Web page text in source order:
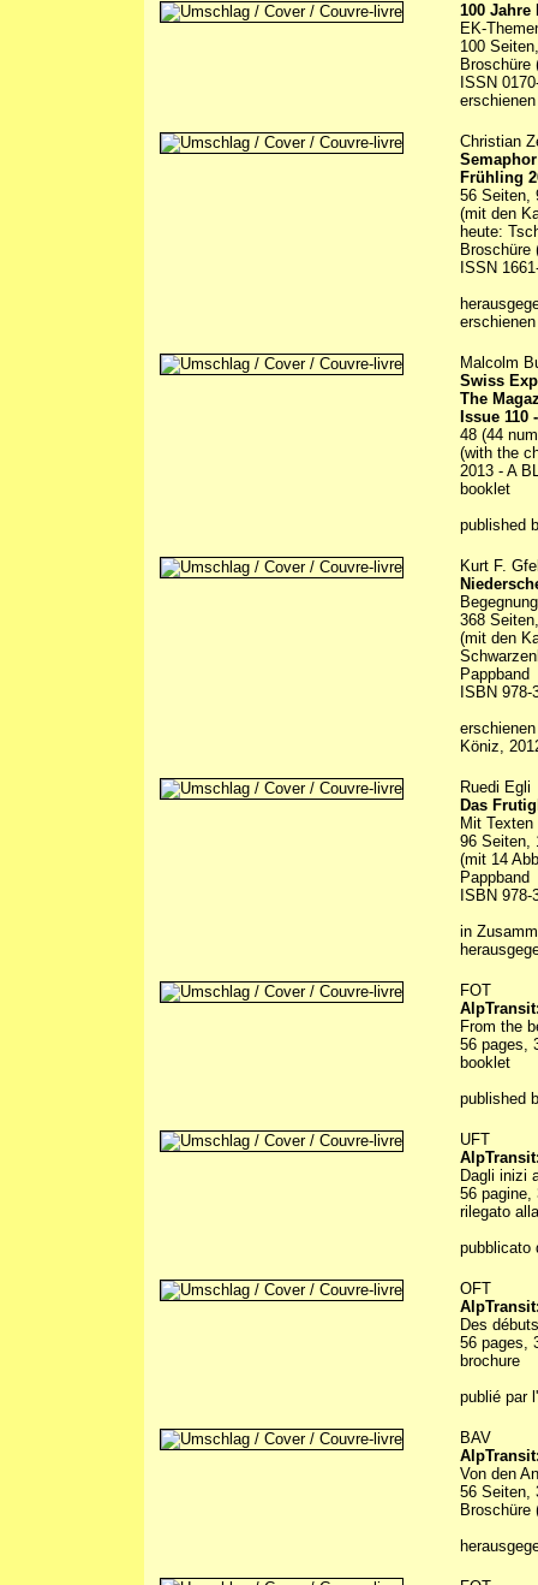
100 Jahre
EK-
100
Broschüre
ISSN
Christian
Frühling
56 Seiten,
(mit den
heute:
Broschüre
ISSN
Malcolm
Swiss
The
Issue 110
48 (44
(with the
2013 - A
booklet
published
Kurt F.
368
(mit den
Pappband
ISBN 978-
Köniz,
Ruedi Egli
Das
Mit
96 Seiten,
(mit 14
Pappband
ISBN 978-
in
FOT
From the
56 pages,
booklet
published
UFT
Dagli inizi
56 pagine,
rilegato
pubblicato
OFT
Des
56 pages,
brochure
publié par l'
BAV
Von den
56 Seiten,
Broschüre